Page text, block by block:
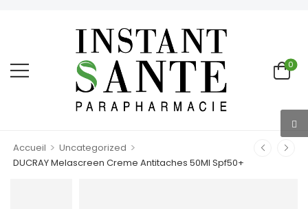
0
Accueil > Uncategorized >
DUCRAY Melascreen Creme Antitaches 50Ml Spf50+